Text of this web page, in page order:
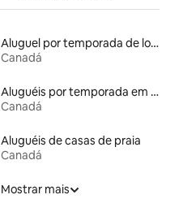
Aluguel por temporada de lofts
Canadá
Aluguéis por temporada em resorts
Canadá
Aluguéis de casas de praia
Canadá
Mostrar mais